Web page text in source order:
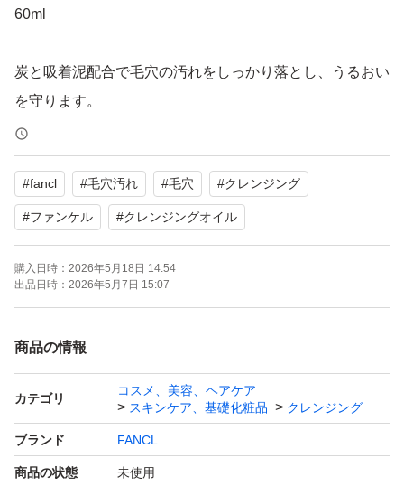
60ml
炭と吸着泥配合で毛穴の汚れをしっかり落とし、うるおい
を守ります。
防腐剤無添加、合成香料不使用でお肌に優しい処方です。
まつ毛エクOK
濡れた手OK
お試しや旅行、ゴルフなどにもちょうどよいサイズ。
#fancl #毛穴汚れ #毛穴 #クレンジング
#ファンケル #クレンジングオイル
購入日時： 2026年5月18日 14:54
出品日時： 2026年5月7日 15:07
商品の情報
カテゴリ
コスメ、美容、ヘアケア
スキンケア、基礎化粧品
クレンジング
ブランド FANCL
商品の状態 未使用